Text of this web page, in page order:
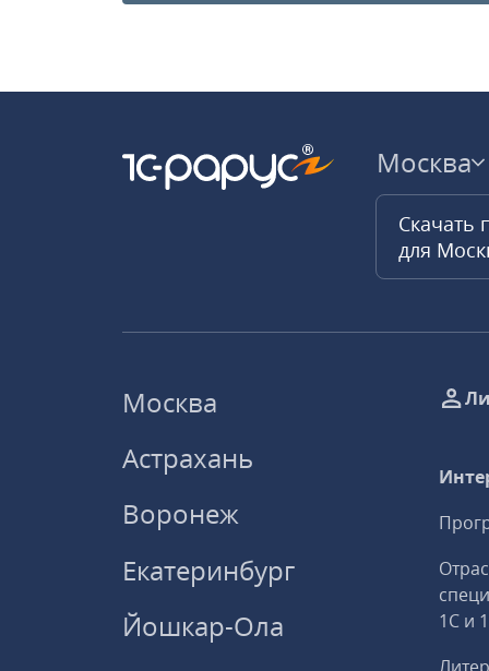
Москва
Скачать
для
Москва
Астрахань
Воронеж
Екатеринбург
Йошкар-Ола
1С и